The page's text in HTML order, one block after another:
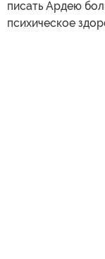
писать Ардею
психическое